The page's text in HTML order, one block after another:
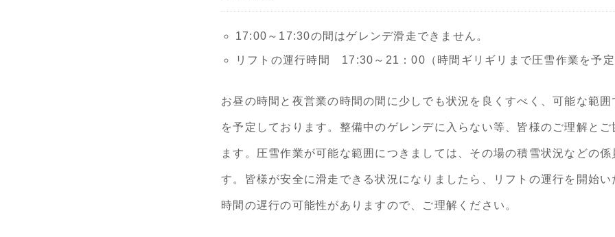
17:00～17:30の間はゲレンデ滑走できません。
リフトの運行時間 17:30～21：00（時間ギリギリまで圧雪作業を予
お昼の時間と夜営業の時間の間に少しでも状況を良くすべく、可能な範
を予定しております。整備中のゲレンデに入らない等、皆様のご理解と
ます。圧雪作業が可能な範囲につきましては、その場の積雪状況などの
す。皆様が安全に滑走できる状況になりましたら、リフトの運行を開始
時間の遅行の可能性がありますので、ご理解ください。